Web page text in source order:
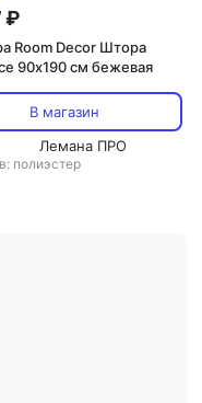
₽
Room Decor Штора
90х190 см бежевая
В магазин
Лемана ПРО
полиэстер